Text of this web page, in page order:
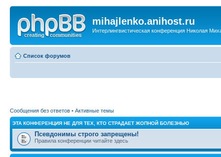
mihajlenko.anihost.ru
Интерлингвистическая конференция Николая
Список форумов
Сообщения без ответов • Активные темы
ЭТА КОНФЕРЕНЦИЯ НЕ ДЛЯ ТЕХ, КТО СТРАДАЕТ ЖОПНОЙ БОЛЕЗНЬЮ
Псевдонимы строго запрещены!
Правила конференции читайте здесь